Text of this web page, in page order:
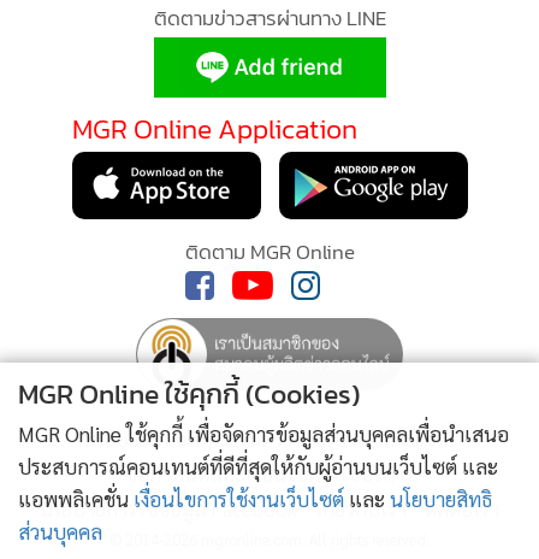
และเพื่อนร่วมงาน เข้าไปยุ่งเกี่ยว ไม่งั้น ถึงนายจะชนะ ก็ไม่
“ใครว่าชดใช้ไม่ได้ บริษัท หรือเพื่อนร่วมงาน เพื่อนทุกคนล้วนตี
สองหน้าทั้งนั้น แม้วันนี้ฉันสูญเสียพวกเขาไป ฉันไม่เคยเสียดาย
เห็นพวกเขาเป็นเบี้ยต่อรองถือว่าให้เกียรติมากแล้ว”
“งั้นนายก็ไม่ต่างอะไรกับพวกเขา เตรียมตัวให้พร้อมสำหรับวัน
สุดท้ายของนาย โทรศัพท์เครื่องนี้ จะถูกส่งออกไปวันพรุ่งนี้”
ยิ่วเชียนเดินหน้าเครียดออกไป
ติดตามข่าวสารผ่านทาง LINE
MGR Online Application
ติดตาม MGR Online
นโยบายความเป็นส่วนตัว
นโยบายการใช้คุกกี้
ข้อกำหนดและเงื่อนไขการใช้บริการ
นโยบายการใช้ข้อมูล Facebook
เกี่ยวกับเรา ติดต่อเรา
MGR Online ใช้คุกกี้ (Cookies)
MGR Online ใช้คุกกี้ เพื่อจัดการข้อมูลส่วนบุคคลเพื่อนำเสนอ
ประสบการณ์คอนเทนต์ที่ดีที่สุดให้กับผู้อ่านบนเว็บไซต์ และ
แอพพลิเคชั่น เงื่อนไขการใช้งานเว็บไซต์ และ นโยบายสิทธิ
ส่วนบุคคล